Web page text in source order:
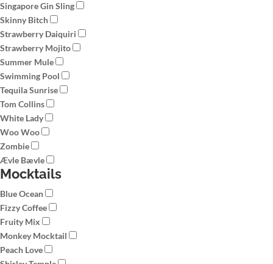
Singapore Gin Sling
Skinny Bitch
Strawberry Daiquiri
Strawberry Mojito
Summer Mule
Swimming Pool
Tequila Sunrise
Tom Collins
White Lady
Woo Woo
Zombie
Ævle Bævle
Mocktails
Blue Ocean
Fizzy Coffee
Fruity Mix
Monkey Mocktail
Peach Love